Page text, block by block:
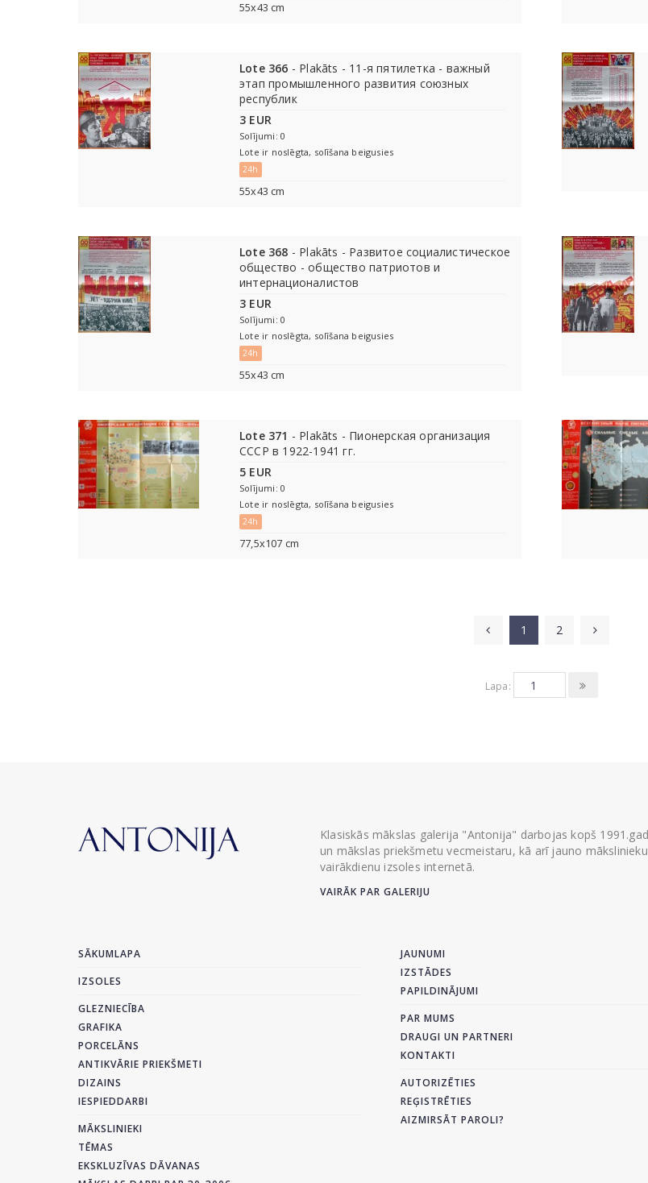
55х43 cm
Lote 366 - Plakāts - 11-я пятилетка - важный
этап промышленного развития союзных
республик
3 EUR
Solījumi: 0
Lote ir noslēgta, solīšana beigusies
24h
55х43 cm
Lote 368 - Plakāts - Развитое социалистическое
общество - общество патриотов и
интернационалистов
3 EUR
Solījumi: 0
Lote ir noslēgta, solīšana beigusies
24h
55х43 cm
Lote 371 - Plakāts - Пионерская организация
СССР в 1922-1941 гг.
5 EUR
Solījumi: 0
Lote ir noslēgta, solīšana beigusies
24h
77,5x107 cm
1 2
Lapa:
Klasiskās mākslas galerija "Antonija" darbojas kopš
un mākslas priekšmetu vecmeistaru, kā arī jauno
vairākdienu izsoles internetā.
VAIRĀK PAR GALERIJU
SĀKUMLAPA
IZSOLES
GLEZNIECĪBA
GRAFIKA
PORCELĀNS
ANTIKVĀRIE PRIEKŠMETI
DIZAINS
IESPIEDDARBI
MĀKSLINIEKI
TĒMAS
EKSKLUZĪVAS DĀVANAS
JAUNUMI
IZSTĀDES
PAPILDINĀJUMI
PAR MUMS
DRAUGI UN PARTNERI
KONTAKTI
AUTORIZĒTIES
REĢISTRĒTIES
AIZMIRSĀT PAROLI?